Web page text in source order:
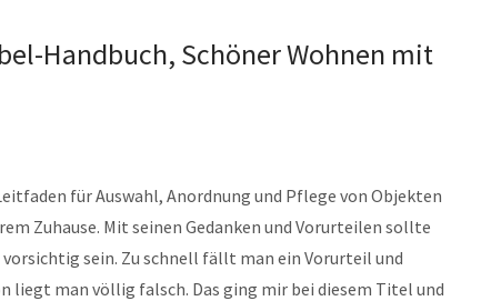
Handbuch, Schöner Wohnen mit
für Auswahl, Anordnung und Pflege von Objekten
Zuhause. Mit seinen Gedanken und Vorurteilen sollte
vorsichtig sein. Zu schnell fällt man ein Vorurteil und
liegt man völlig falsch. Das ging mir bei diesem Titel und